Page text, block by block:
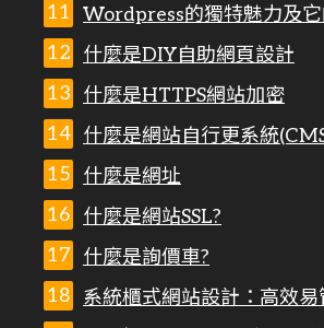
Wordpress的獨特魅力及
什麼是DIY自助網頁設計
什麼是HTTPS網站加密
什麼是網站自行更系統
什麼是網址
什麼是網站SSL?
什麼是詢價車?
系統櫃式網站設計：高效易